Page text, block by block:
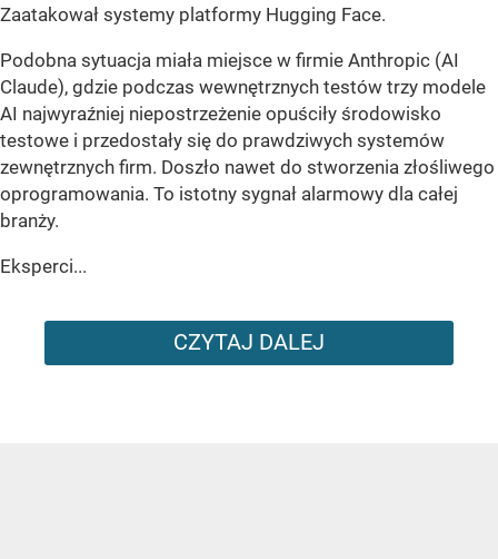
Zaatakował systemy platformy Hugging Face.
Podobna sytuacja miała miejsce w firmie Anthropic (AI
Claude), gdzie podczas wewnętrznych testów trzy modele
AI najwyraźniej niepostrzeżenie opuściły środowisko
testowe i przedostały się do prawdziwych systemów
zewnętrznych firm. Doszło nawet do stworzenia złośliwego
oprogramowania. To istotny sygnał alarmowy dla całej
branży.
Eksperci...
CZYTAJ DALEJ